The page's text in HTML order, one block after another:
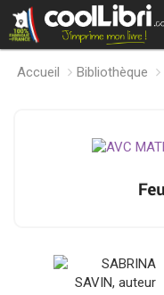
Accueil Bibliothèque